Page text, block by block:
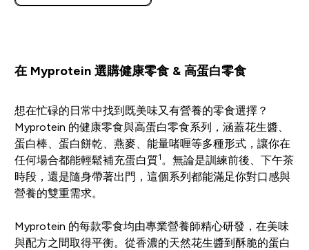
在 Myprotein 選購健康零食 & 高蛋白零食
想在忙碌的日常中找到既美味又有營養的零食選擇？
Myprotein 的健康零食與高蛋白零食系列，涵蓋花生醬、
蛋白棒、蛋白餅乾、燕麥、能量啫喱等多種形式，讓你在
任何場合都能輕鬆補充蛋白質1。無論是訓練前後、下午茶
時段，還是隨身帶著出門，這個系列都能滿足你對口感與
營養的雙重需求。
Myprotein 的每款零食均由專業營養師精心研發，在美味
與配方之間取得平衡。從香濃的天然花生醬到酥脆的蛋白